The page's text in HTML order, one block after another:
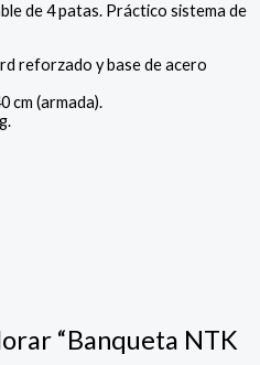
de 4 patas. Práctico sistema de
reforzado y base de acero
cm (armada).
“Banqueta NTK